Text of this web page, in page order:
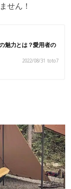
せん！
魅力とは？愛用者の
2022/08/31 toto7